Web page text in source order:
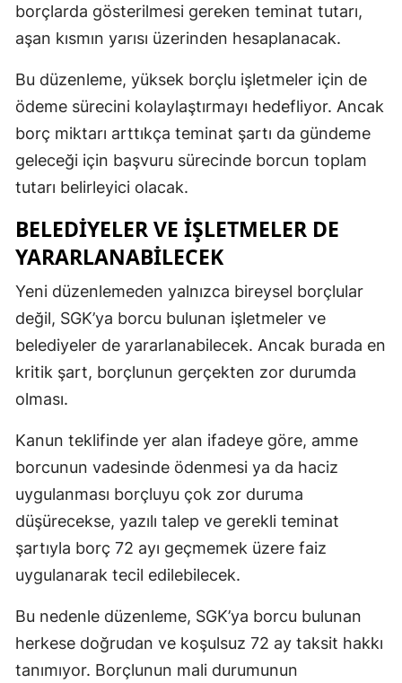
borçlarda gösterilmesi gereken teminat tutarı,
aşan kısmın yarısı üzerinden hesaplanacak.
Bu düzenleme, yüksek borçlu işletmeler için de
ödeme sürecini kolaylaştırmayı hedefliyor. Ancak
borç miktarı arttıkça teminat şartı da gündeme
geleceği için başvuru sürecinde borcun toplam
tutarı belirleyici olacak.
BELEDIYELER VE IŞLETMELER DE
YARARLANABILECEK
Yeni düzenlemeden yalnızca bireysel borçlular
değil, SGK’ya borcu bulunan işletmeler ve
belediyeler de yararlanabilecek. Ancak burada en
kritik şart, borçlunun gerçekten zor durumda
olması.
Kanun teklifinde yer alan ifadeye göre, amme
borcunun vadesinde ödenmesi ya da haciz
uygulanması borçluyu çok zor duruma
düşürecekse, yazılı talep ve gerekli teminat
şartıyla borç 72 ayı geçmemek üzere faiz
uygulanarak tecil edilebilecek.
Bu nedenle düzenleme, SGK’ya borcu bulunan
herkese doğrudan ve koşulsuz 72 ay taksit hakkı
tanımıyor. Borçlunun mali durumunun